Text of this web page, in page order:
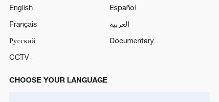
English
Español
Français
العربية
Русский
Documentary
CCTV+
CHOOSE YOUR LANGUAGE